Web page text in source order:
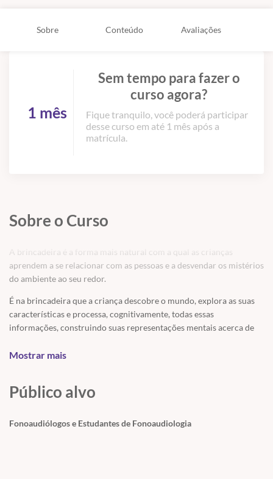
Sobre Conteúdo Avaliações
1 mês
Sem tempo para fazer o
curso agora?
Fique tranquilo, você poderá participar
desse curso em até 1 mês após a
matrícula.
Sobre o Curso
A brincadeira é a forma mais natural com a qual as crianças
aprendem a se relacionar com as pessoas e a desvendar os mistérios
do ambiente ao seu redor.
É na brincadeira que a criança descobre o mundo, explora as suas
características e processa, cognitivamente, todas essas
informações, construindo suas representações mentais acerca de
que a criança não esteja conseguindo desenvolver sozinha. Assim, o
Mostrar mais
Público alvo
Fonoaudiólogos e Estudantes de Fonoaudiologia